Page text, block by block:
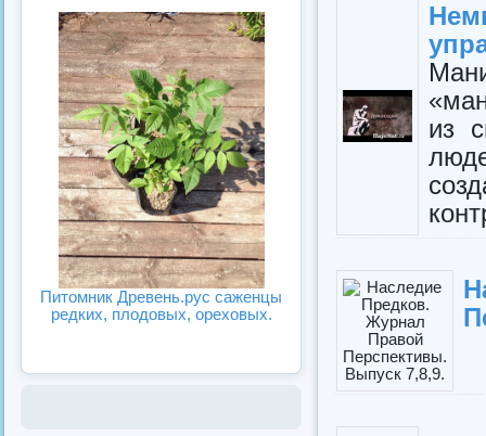
из
Питомник Древень.рус саженцы
редких, плодовых, ореховых.